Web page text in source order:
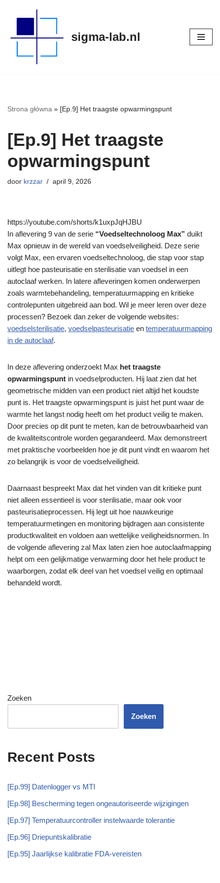
naar
sigma-lab.nl
Strona główna » [Ep.9] Het traagste opwarmingspunt
[Ep.9] Het traagste
opwarmingspunt
door krzzar april 9, 2026
https://youtube.com/shorts/k1uxpJqHJBU
In aflevering 9 van de serie “Voedseltechnoloog Max” duikt
Max opnieuw in de wereld van voedselveiligheid. Deze serie
volgt Max, een ervaren voedseltechnoloog, die stap voor stap
uitlegt hoe pasteurisatie en sterilisatie van voedsel in een
autoclaaf werken. In latere afleveringen komen onderwerpen
zoals warmtebehandeling, temperatuurmapping en kritieke
controlepunten uitgebreid aan bod. Wil je meer leren over deze
processen? Bezoek dan zeker de volgende websites:
voedselsterilisatie, voedselpasteurisatie en temperatuurmapping
in de autoclaaf.
In deze aflevering onderzoekt Max het traagste
opwarmingspunt in voedselproducten. Hij laat zien dat het
geometrische midden van een product niet altijd het koudste
punt is. Het traagste opwarmingspunt is juist het punt waar de
warmte het langst nodig heeft om het product veilig te maken.
Door precies op dit punt te meten, kan de betrouwbaarheid van
de kwaliteitscontrole worden gegarandeerd. Max demonstreert
met praktische voorbeelden hoe je dit punt vindt en waarom het
zo belangrijk is voor de voedselveiligheid.
Daarnaast bespreekt Max dat het vinden van dit kritieke punt
niet alleen essentieel is voor sterilisatie, maar ook voor
pasteurisatieprocessen. Hij legt uit hoe nauwkeurige
temperatuurmetingen en monitoring bijdragen aan consistente
productkwaliteit en voldoen aan wettelijke veiligheidsnormen. In
de volgende aflevering zal Max laten zien hoe autoclaafmapping
helpt om een gelijkmatige verwarming door het hele product te
waarborgen, zodat elk deel van het voedsel veilig en optimaal
behandeld wordt.
Zoeken
Zoeken
Recent Posts
[Ep.99] Datenlogger vs MTI
[Ep.98] Bescherming tegen ongeautoriseerde wijzigingen
[Ep.97] Temperatuurcontroller instelwaarde tolerantie
[Ep.96] Driepuntskalibratie
[Ep.95] Jaarlijkse kalibratie FDA-vereisten